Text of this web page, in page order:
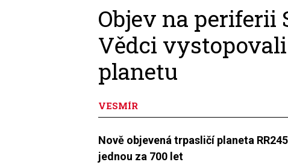
Objev na periferii
Vědci
planetu
VESMÍR
Nově objevená trpasličí planeta
jednou za 700 let